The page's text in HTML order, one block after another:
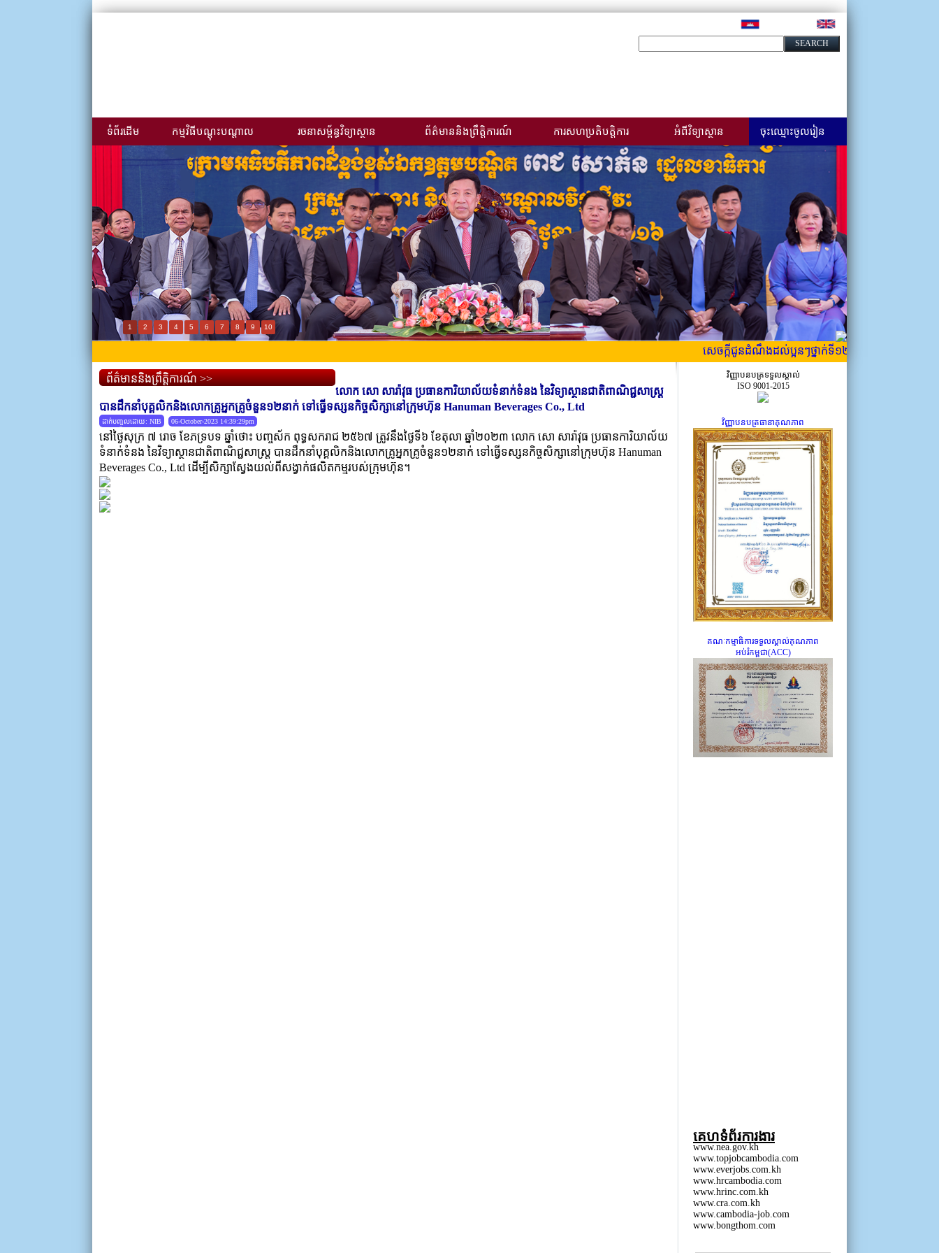
ទំព័រដើម កម្មវិធីបណ្ដុះបណ្ដាល រចនាសម្ព័ន្ធវិទ្យាស្ថាន ព័ត៌មាននិងព្រឹត្តិការណ៍ ការសហប្រតិបត្តិការ អំពីវិទ្យាស្ថាន ចុះឈ្មោះចូលរៀន
1 2 3 4 5 6 7 8 9 10
សេចក្កីជូនដំណឹងដល់ប្អូនៗថ្នាក់ទី១២ ដែលទើបប្រឡង ឱ្យបានជ្រ
ព័ត៌មាននិងព្រឹត្តិការណ៍ >>
លោក សោ សារ៉ាវុធ ប្រធានការិយាល័យទំនាក់ទំនង នៃវិទ្យាស្ថានជាតិពាណិជ្ជសាស្រ្ត
បានដឹកនាំបុគ្គលិកនិងលោកគ្រូអ្នកគ្រូចំនួន១២នាក់ ទៅធ្វើទស្សនកិច្ចសិក្សានៅក្រុមហ៊ុន Hanuman Beverages Co., Ltd
ដាក់បញ្ចូលដោយ: NIB 06-October-2023 14:39:29pm
នៅថ្ងៃសុក្រ ៧ រោច ខែភទ្របទ ឆ្នាំថោះ បញ្ចស័ក ពុទ្ធសករាជ ២៥៦៧ ត្រូវនឹងថ្ងៃទី៦ ខែតុលា ឆ្នាំ២០២៣ លោក សោ សារ៉ាវុធ ប្រធានការិយាល័យ
ទំនាក់ទំនង នៃវិទ្យាស្ថានជាតិពាណិជ្ជសាស្រ្ត បានដឹកនាំបុគ្គលិកនិងលោកគ្រូអ្នកគ្រូចំនួន១២នាក់ ទៅធ្វើទស្សនកិច្ចសិក្សានៅក្រុមហ៊ុន Hanuman
Beverages Co., Ltd ដើម្បីសិក្សាស្វែងយល់ពីសង្វាក់ផលិតកម្មរបស់ក្រុមហ៊ុន។
វិញ្ញាបនបត្រទទួលស្គាល់
ISO 9001-2015
វិញ្ញាបនបត្រធានាគុណភាព
គណៈកម្មាធិការទទួលស្គាល់គុណភាព
អប់រំកម្ពុជា(ACC)
គេហទំព័រការងារ
www.nea.gov.kh
www.topjobcambodia.com
www.everjobs.com.kh
www.hrcambodia.com
www.hrinc.com.kh
www.cra.com.kh
www.cambodia-job.com
www.bongthom.com